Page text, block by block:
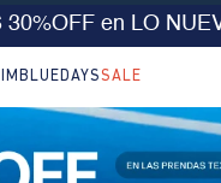
30%OFF en LO
BLUEDAYSSALE